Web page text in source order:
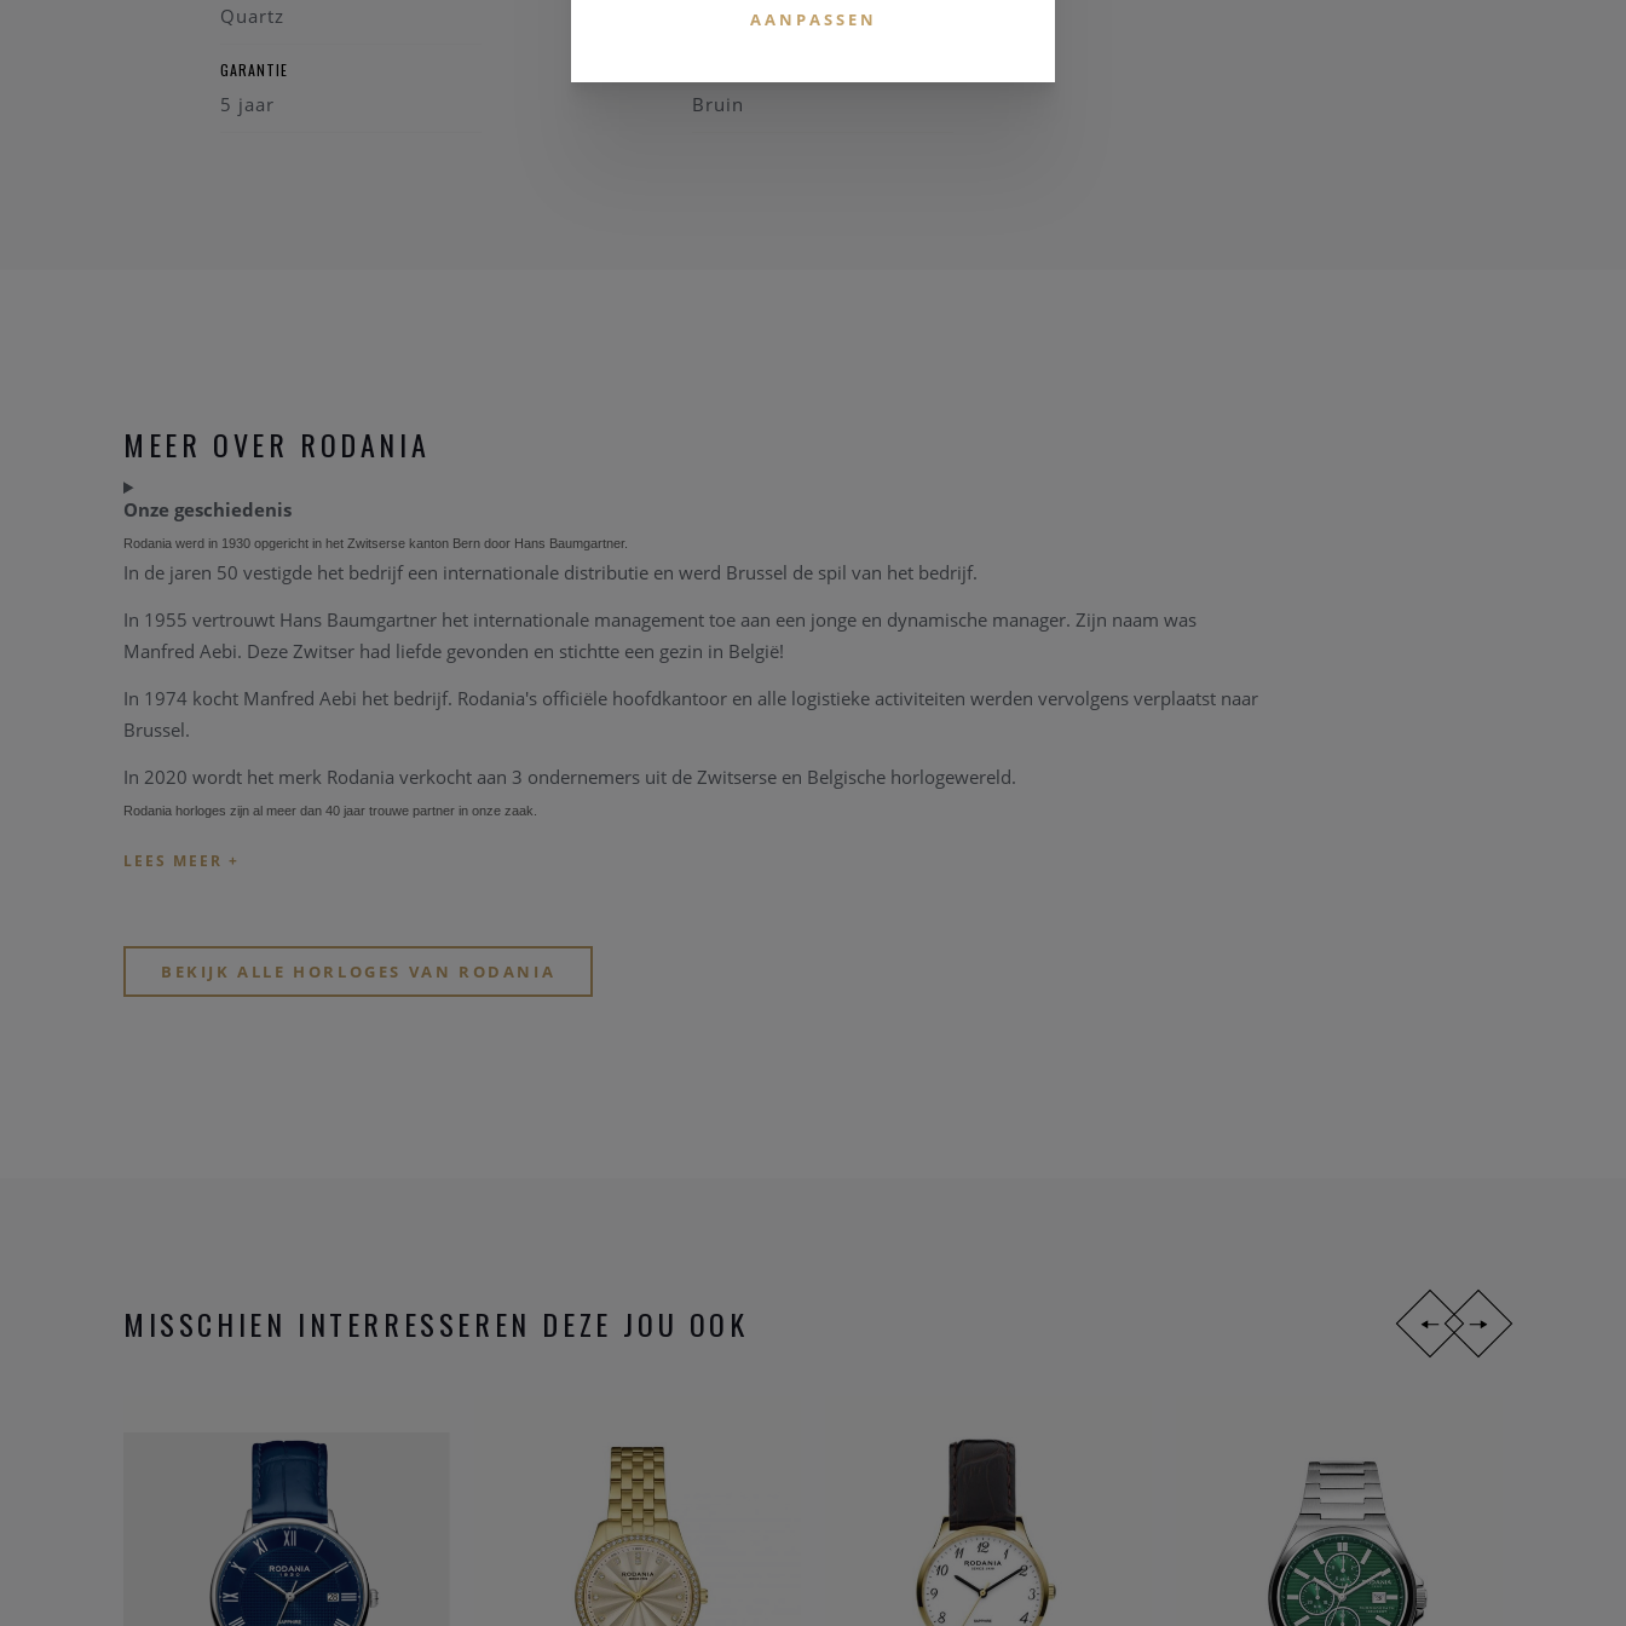
Quartz
GARANTIE
5 jaar Bruin
MEER OVER RODANIA
Onze geschiedenis
Rodania werd in 1930 opgericht in het Zwitserse kanton Bern door Hans Baumgartner.
In de jaren 50 vestigde het bedrijf een internationale distributie en werd Brussel de spil van het bedrijf.
In 1955 vertrouwt Hans Baumgartner het internationale management toe aan een jonge en dynamische manager. Zijn naam was
Manfred Aebi. Deze Zwitser had liefde gevonden en stichtte een gezin in België!
In 1974 kocht Manfred Aebi het bedrijf. Rodania's officiële hoofdkantoor en alle logistieke activiteiten werden vervolgens verplaatst naar
Brussel.
In 2020 wordt het merk Rodania verkocht aan 3 ondernemers uit de Zwitserse en Belgische horlogewereld.
Rodania horloges zijn al meer dan 40 jaar trouwe partner in onze zaak.
BEKIJK ALLE HORLOGES VAN RODANIA
MISSCHIEN INTERRESSEREN DEZE JOU OOK
AANPASSEN